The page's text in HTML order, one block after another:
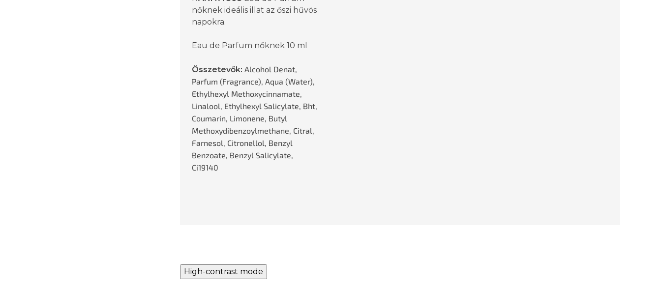
nőknek ideális illat az őszi hűvös
napokra.
Eau de Parfum nőknek 10 ml
Összetevők: Alcohol Denat,
Parfum (Fragrance), Aqua (Water),
Ethylhexyl Methoxycinnamate,
Linalool, Ethylhexyl Salicylate, Bht,
Coumarin, Limonene, Butyl
Methoxydibenzoylmethane, Citral,
Farnesol, Citronellol, Benzyl
Benzoate, Benzyl Salicylate,
Ci19140
High-contrast mode